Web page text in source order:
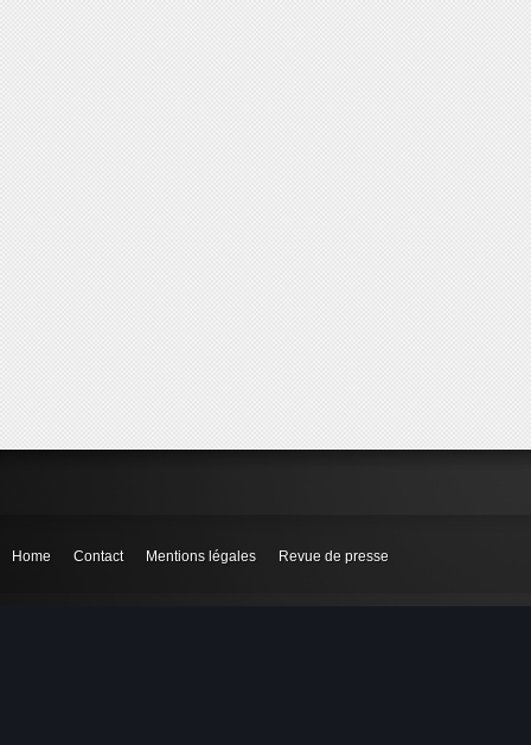
Home Contact Mentions légales Revue de presse